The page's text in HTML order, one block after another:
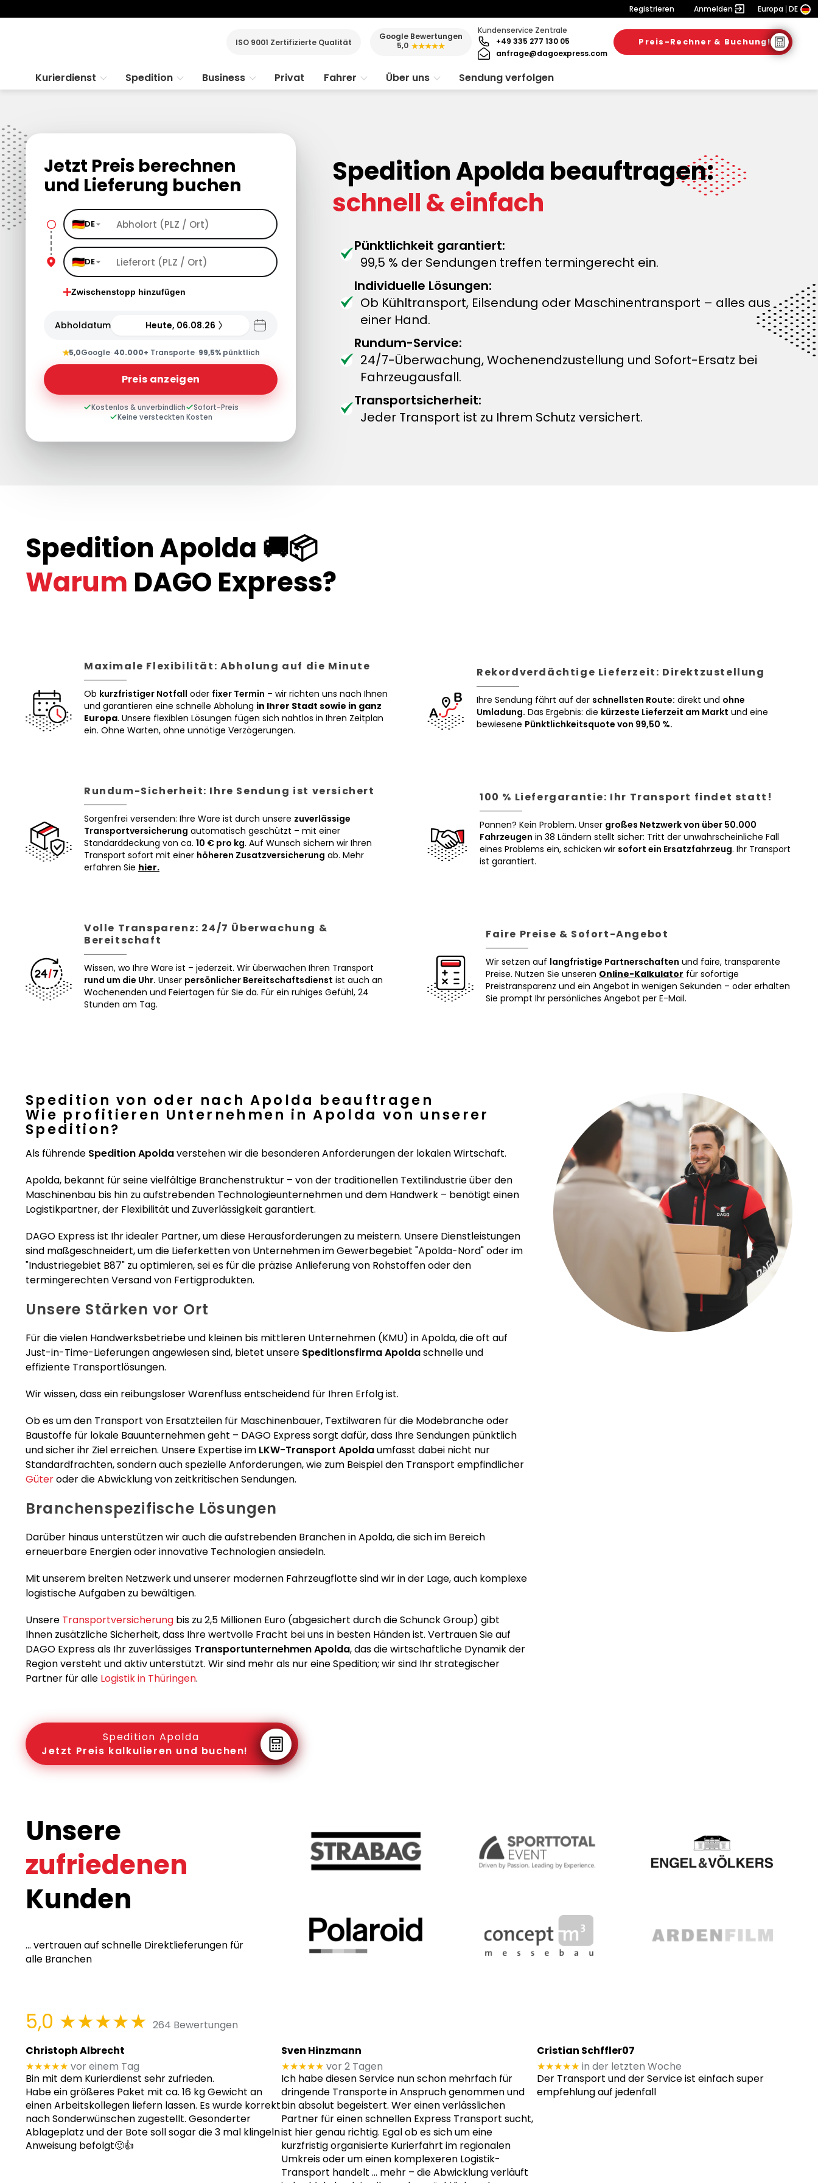
Registrieren Anmelden Europa DE
ISO 9001 Zertifizierte Qualität
Google Bewertungen
5,0 ★★★★★
Kundenservice Zentrale
+49 335 277 130 05
anfrage@dagoexpress.com
Preis-Rechner & Buchung!
Kurierdienst Spedition Business Privat Fahrer Über uns Sendung verfolgen
Jetzt Preis berechnen
und Lieferung buchen
DE
DE
Zwischenstopp hinzufügen
Abholdatum Heute, 06.08.26
★5,0Google· 40.000+ Transporte· 99,5%pünktlich
Preis anzeigen
Kostenlos & unverbindlich
Sofort-Preis
Keine versteckten Kosten
Spedition Apolda beauftragen:
schnell & einfach
Pünktlichkeit garantiert:
99,5 % der Sendungen treffen termingerecht ein.
Individuelle Lösungen:
Ob Kühltransport, Eilsendung oder Maschinentransport – alles aus
einer Hand.
Rundum-Service:
24/7-Überwachung, Wochenendzustellung und Sofort-Ersatz bei
Fahrzeugausfall.
Transportsicherheit:
Jeder Transport ist zu Ihrem Schutz versichert.
Spedition Apolda 🚚📦
Warum DAGO Express?
Maximale Flexibilität: Abholung auf die Minute
Ob kurzfristiger Notfall oder fixer Termin – wir richten uns nach Ihnen
und garantieren eine schnelle Abholung in Ihrer Stadt sowie in ganz
Europa. Unsere flexiblen Lösungen fügen sich nahtlos in Ihren Zeitplan
ein. Ohne Warten, ohne unnötige Verzögerungen.
Rekordverdächtige Lieferzeit: Direktzustellung
Ihre Sendung fährt auf der schnellsten Route: direkt und ohne
Umladung. Das Ergebnis: die kürzeste Lieferzeit am Markt und eine
bewiesene Pünktlichkeitsquote von 99,50 %.
Rundum-Sicherheit: Ihre Sendung ist versichert
Sorgenfrei versenden: Ihre Ware ist durch unsere zuverlässige
Transportversicherung automatisch geschützt – mit einer
Standarddeckung von ca. 10 € pro kg. Auf Wunsch sichern wir Ihren
Transport sofort mit einer höheren Zusatzversicherung ab. Mehr
erfahren Sie hier.
100 % Liefergarantie: Ihr Transport findet statt!
Pannen? Kein Problem. Unser großes Netzwerk von über 50.000
Fahrzeugen in 38 Ländern stellt sicher: Tritt der unwahrscheinliche Fall
eines Problems ein, schicken wir sofort ein Ersatzfahrzeug. Ihr Transport
ist garantiert.
Volle Transparenz: 24/7 Überwachung &
Bereitschaft
Wissen, wo Ihre Ware ist – jederzeit. Wir überwachen Ihren Transport
rund um die Uhr. Unser persönlicher Bereitschaftsdienst ist auch an
Wochenenden und Feiertagen für Sie da. Für ein ruhiges Gefühl, 24
Stunden am Tag.
Faire Preise & Sofort-Angebot
Wir setzen auf langfristige Partnerschaften und faire, transparente
Preise. Nutzen Sie unseren Online-Kalkulator für sofortige
Preistransparenz und ein Angebot in wenigen Sekunden – oder erhalten
Sie prompt Ihr persönliches Angebot per E-Mail.
Spedition von oder nach Apolda beauftragen
Wie profitieren Unternehmen in Apolda von unserer
Spedition?
Als führende Spedition Apoldaverstehen wir die besonderen Anforderungen der lokalen Wirtschaft.
Apolda, bekannt für seine vielfältige Branchenstruktur – von der traditionellen Textilindustrie über den
Maschinenbau bis hin zu aufstrebenden Technologieunternehmen und dem Handwerk – benötigt einen
Logistikpartner, der Flexibilität und Zuverlässigkeit garantiert.
DAGO Express ist Ihr idealer Partner, um diese Herausforderungen zu meistern. Unsere Dienstleistungen
sind maßgeschneidert, um die Lieferketten von Unternehmen im Gewerbegebiet "Apolda-Nord" oder im
"Industriegebiet B87" zu optimieren, sei es für die präzise Anlieferung von Rohstoffen oder den
termingerechten Versand von Fertigprodukten.
Unsere Stärken vor Ort
Für die vielen Handwerksbetriebe und kleinen bis mittleren Unternehmen (KMU) in Apolda, die oft auf
Just-in-Time-Lieferungen angewiesen sind, bietet unsere Speditionsfirma Apoldaschnelle und
effiziente Transportlösungen.
Wir wissen, dass ein reibungsloser Warenfluss entscheidend für Ihren Erfolg ist.
Ob es um den Transport von Ersatzteilen für Maschinenbauer, Textilwaren für die Modebranche oder
Baustoffe für lokale Bauunternehmen geht – DAGO Express sorgt dafür, dass Ihre Sendungen pünktlich
und sicher ihr Ziel erreichen. Unsere Expertise im LKW-Transport Apoldaumfasst dabei nicht nur
Standardfrachten, sondern auch spezielle Anforderungen, wie zum Beispiel den Transport empfindlicher
Güteroder die Abwicklung von zeitkritischen Sendungen.
Branchenspezifische Lösungen
Darüber hinaus unterstützen wir auch die aufstrebenden Branchen in Apolda, die sich im Bereich
erneuerbare Energien oder innovative Technologien ansiedeln.
Mit unserem breiten Netzwerk und unserer modernen Fahrzeugflotte sind wir in der Lage, auch komplexe
logistische Aufgaben zu bewältigen.
Unsere Transportversicherung bis zu 2,5 Millionen Euro (abgesichert durch die Schunck Group) gibt
Ihnen zusätzliche Sicherheit, dass Ihre wertvolle Fracht bei uns in besten Händen ist. Vertrauen Sie auf
DAGO Express als Ihr zuverlässiges Transportunternehmen Apolda, das die wirtschaftliche Dynamik der
Region versteht und aktiv unterstützt. Wir sind mehr als nur eine Spedition; wir sind Ihr strategischer
Partner für alle Logistik in Thüringen.
Spedition Apolda
Jetzt Preis kalkulieren und buchen!
Unsere
zufriedenen
Kunden
... vertrauen auf schnelle Direktlieferungen für
alle Branchen
5,0 ★★★★★ 264 Bewertungen
Christoph Albrecht
★★★★★ vor einem Tag
Bin mit dem Kurierdienst sehr zufrieden.
Habe ein größeres Paket mit ca. 16 kg Gewicht an
einen Arbeitskollegen liefern lassen. Es wurde korrekt
nach Sonderwünschen zugestellt. Gesonderter
Ablageplatz und der Bote soll sogar die 3 mal klingeln
Anweisung befolgt🙂👍
Sven Hinzmann
★★★★★ vor 2 Tagen
Ich habe diesen Service nun schon mehrfach für
dringende Transporte in Anspruch genommen und
bin absolut begeistert. Wer einen verlässlichen
Partner für einen schnellen Express Transport sucht,
ist hier genau richtig. Egal ob es sich um eine
kurzfristig organisierte Kurierfahrt im regionalen
Umkreis oder um einen komplexeren Logistik-
Transport handelt … mehr– die Abwicklung verläuft
Cristian Schffler07
★★★★★ in der letzten Woche
Der Transport und der Service ist einfach super
empfehlung auf jedenfall